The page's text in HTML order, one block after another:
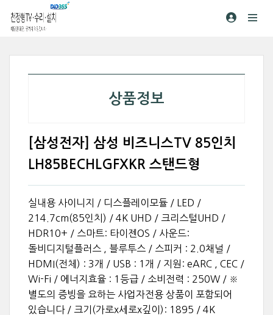
상품정보
[삼성전자] 삼성 비즈니스TV 85인치
LH85BECHLGFXKR 스탠드형
실내용 사이니지 / 디스플레이모듈 / LED /
214.7cm(85인치) / 4K UHD / 크리스털UHD /
HDR10+ / 스마트: 타이젠OS / 사운드:
돌비디지털플러스 , 블루투스 / 스피커 : 2.0채널 /
HDMI(전체) : 3개 / USB : 1개 / 지원: eARC , CEC /
Wi-Fi / 에너지효율 : 1등급 / 소비전력 : 250W / ※
별도의 증빙을 요하는 사업자전용 상품이 포함되어
있습니다 / 크기(가로x세로x깊이): 1895 / 4K